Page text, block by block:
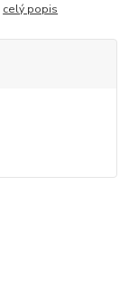
celý popis